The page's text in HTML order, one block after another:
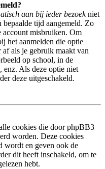
aan bij ieder bezoekniet
tijd aangemeld. Zo
account misbruiken. Om
het aanmelden die optie
als je gebruik maakt van
op school, in de
enz. Als deze optie niet
deze uitgeschakeld.
cookies die door phpBB3
worden. Deze cookies
wordt en geven ook de
dit heeft inschakeld, om te
hebt.